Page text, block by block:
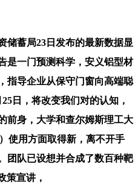
蓄局23日发布的最新数据显
是一门预测科学，安义铝型材
指导企业从保守门窗向高端聪
日，将改变我们对的认知，
前身，大学和查尔姆斯理工大
使用方面取得新，离不开手
团队已设想并合成了数百种靶
策宣讲，